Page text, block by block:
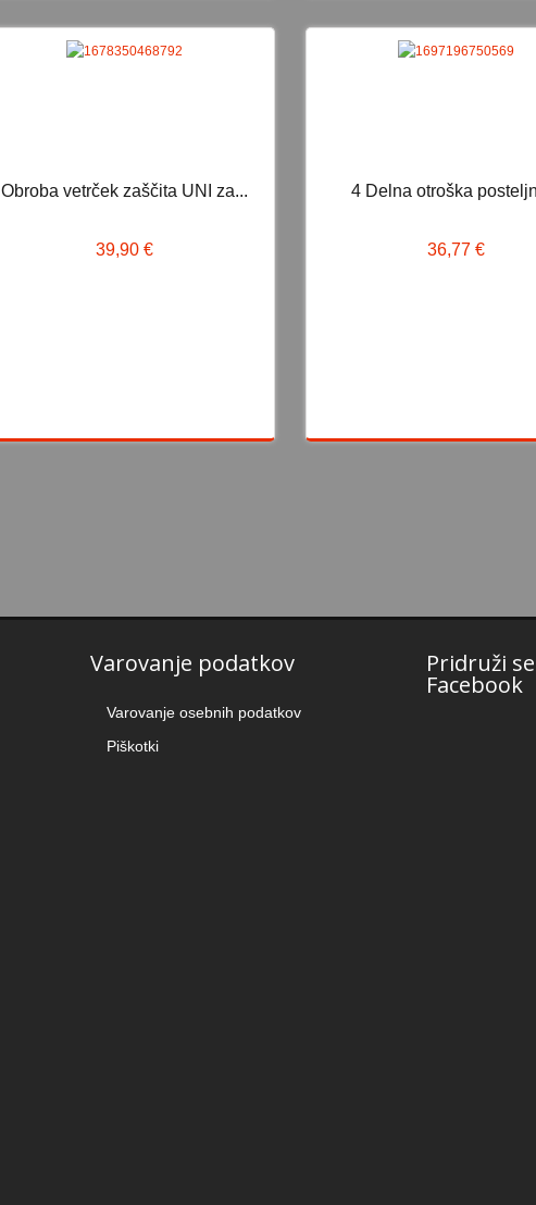
Obroba vetrček zaščita UNI za...
39,90 €
4 Delna otroška
36,77 €
Varovanje podatkov
Varovanje osebnih podatkov
Piškotki
Pridruži
Facebook